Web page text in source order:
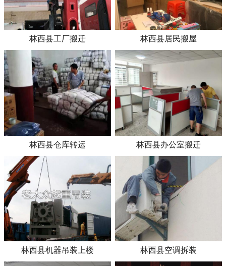
林西县工厂搬迁 林西县居民搬屋
林西县仓库转运 林西县办公室搬迁
林西县机器吊装上楼 林西县空调拆装